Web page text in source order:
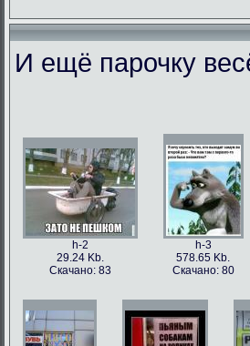
И ещё парочку
h-2
29.24 Kb.
Скачано: 83
h-3
578.65 Kb.
Скачано: 80